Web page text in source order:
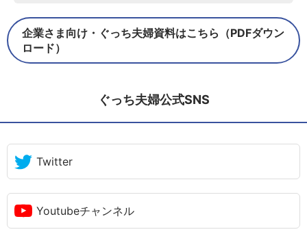
企業さま向け・ぐっち夫婦資料はこちら（PDFダウン
ロード）
ぐっち夫婦公式SNS
Twitter
Youtubeチャンネル